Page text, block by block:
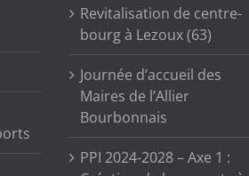
Revitalisation de centre-
bourg à Lezoux (63)
Journée d’accueil des
Maires de l’Allier
Bourbonnais
PPI 2024-2028 – Axe 1 :